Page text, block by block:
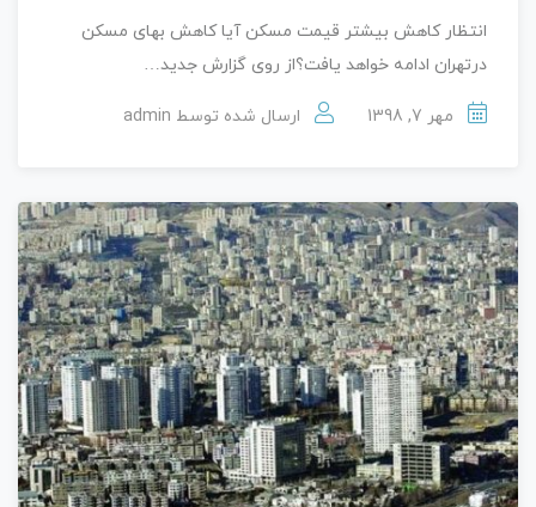
انتظار کاهش بیشتر قیمت مسکن آیا کاهش بهای مسکن
درتهران ادامه خواهد یافت؟از روی گزارش جدید…
مهر 7, 1398 ارسال شده توسط admin